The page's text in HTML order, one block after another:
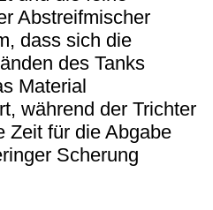
Abstreifmischer
dass sich die
des Tanks
Material
während der Trichter
Zeit für die Abgabe
Scherung